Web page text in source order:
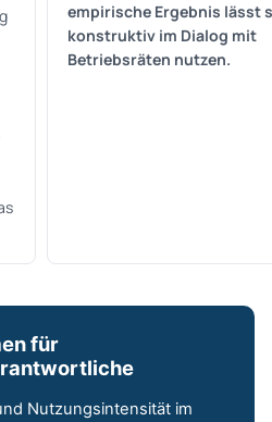
empirische Ergebnis lässt
konstruktiv im Dialog mit
Betriebsräten nutzen.
für
Nutzungsintensität im